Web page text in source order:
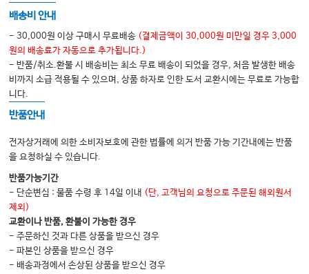
배송비 안내
- 30,000원 이상 구매시 무료배송 (결제금액이 30,000원 미만일 경우 3,000
원의 배송료가 자동으로 추가됩니다.)
- 반품/취소.환불 시 배송비는 최소 무료 배송이 되었을 경우, 처음 발생한 배송
비까지 소급 적용될 수 있으며, 상품 하자로 인한 도서 교환시에는 무료로 가능합
니다.
반품안내
전자상거래에 의한 소비자보호에 관한 법률에 의거 반품 가능 기간내에는 반품
을 요청하실 수 있습니다.
반품가능기간
- 단순변심 : 물품 수령 후 14일 이내 (단, 고객님의 요청으로 주문된 해외원서
제외)
교환이나 반품, 환불이 가능한 경우
- 주문하신 것과 다른 상품을 받으신 경우
- 파본인 상품을 받으신 경우
- 배송과정에서 손상된 상품을 받으신 경우